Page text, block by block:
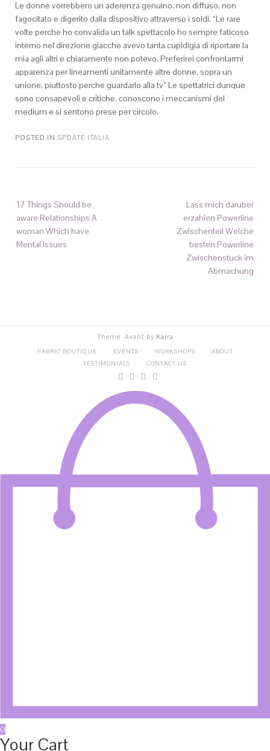
Le donne vorrebbero un aderenza genuino, non diffuso, non
fagocitato e digerito dalla dispositivo attraverso i soldi. “Le rare
volte perche ho convalida un talk spettacolo ho sempre faticoso
interno nel direzione giacche avevo tanta cupidigia di riportare la
mia agli altri e chiaramente non potevo. Preferirei confrontarmi
apparenza per lineamenti unitamente altre donne, sopra un
unione, piuttosto perche guardarlo alla tv” Le spettatrici dunque
sono consapevoli e critiche, conoscono i meccanismi del
medium e si sentono prese per circolo.
POSTED IN SPDATE ITALIA
17 Things Should be
aware Relationships A
woman Which have
Mental Issues
Lass mich daruber
erzahlen Powerline
Zwischenteil Welche
besten Powerline
Zwischenstuck im
Abmachung
Theme: Avant by Kaira
FABRIC BOUTIQUE EVENTS WORKSHOPS
ABOUT
TESTIMONIALS
CONTACT US
0
Your Cart